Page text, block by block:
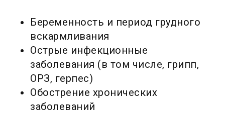
Беременность и период грудного
вскармливания
Острые инфекционные
заболевания (в том числе, грипп,
ОРЗ, герпес)
Обострение хронических
заболеваний